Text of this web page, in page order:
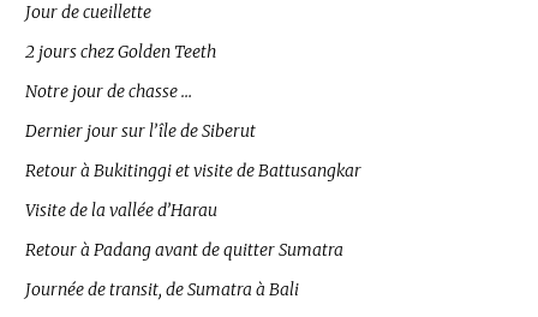
Jour de cueillette
2 jours chez Golden Teeth
Notre jour de chasse …
Dernier jour sur l’île de Siberut
Retour à Bukitinggi et visite de Battusangkar
Visite de la vallée d’Harau
Retour à Padang avant de quitter Sumatra
Journée de transit, de Sumatra à Bali